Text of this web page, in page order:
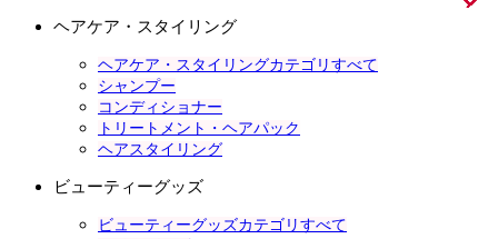
ヘアケア・スタイリング
ヘアケア・スタイリングカテゴリすべて
シャンプー
コンディショナー
トリートメント・ヘアパック
ヘアスタイリング
ビューティーグッズ
ビューティーグッズカテゴリすべて